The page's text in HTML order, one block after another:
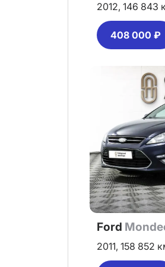
2012, 146 843
408 000 ₽
Ford
2011, 158 852